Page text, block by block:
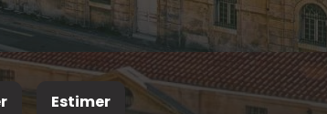
Estimer